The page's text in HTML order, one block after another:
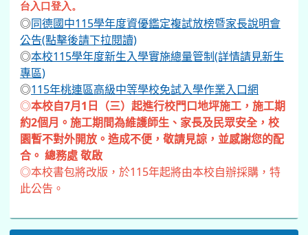
台入口登入。
◎同德國中115學年度資優鑑定複試放榜暨家長說明會
公告(點擊後請下拉閱讀)
◎本校115學年度新生入學實施總量管制(詳情請見新生
專區)
◎115年桃連區高級中等學校免試入學作業入口網
◎本校自7月1日（三）起進行校門口地坪施工，施工期
約2個月。施工期間為維護師生、家長及民眾安全，校
園暫不對外開放。造成不便，敬請見諒，並感謝您的配
合。 總務處 敬啟
◎本校書包將改版，於115年起將由本校自辦採購，特
此公告。